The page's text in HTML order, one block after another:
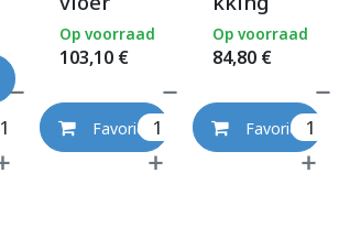
103,10€
Op voorraad
Favoriet
84,80€
Op voorraad
Favoriet